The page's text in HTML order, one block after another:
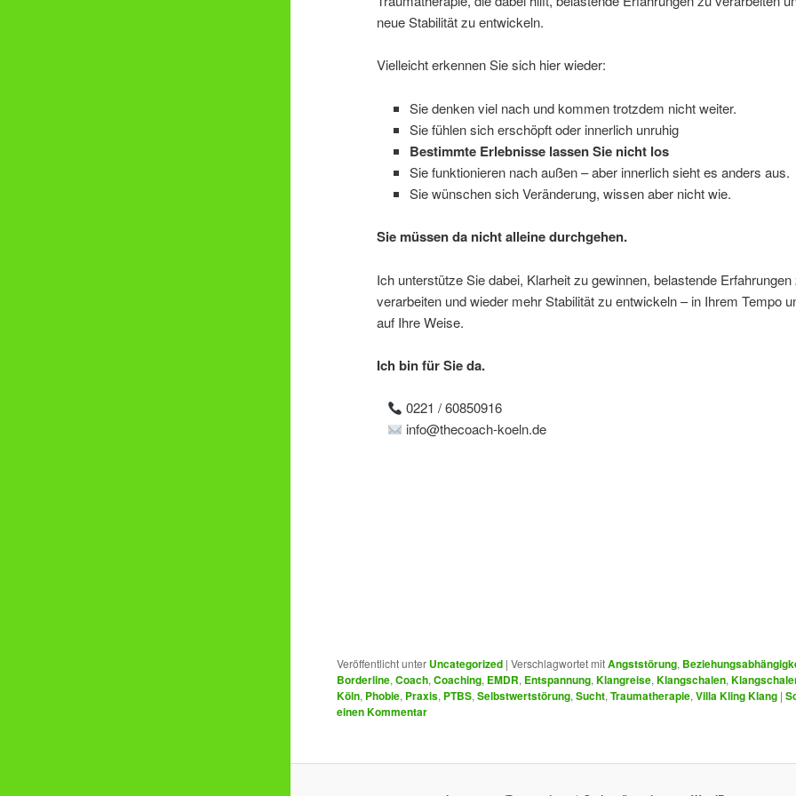
neue Stabilität zu entwickeln.
Vielleicht erkennen Sie sich hier wieder:
Sie denken viel nach und kommen trotzdem nicht weiter.
Sie fühlen sich erschöpft oder innerlich unruhig
Bestimmte Erlebnisse lassen Sie nicht los
Sie funktionieren nach außen – aber innerlich sieht es anders aus.
Sie wünschen sich Veränderung, wissen aber nicht wie.
Sie müssen da nicht alleine durchgehen.
Ich unterstütze Sie dabei, Klarheit zu gewinnen, belastende Erfahrungen
verarbeiten und wieder mehr Stabilität zu entwickeln – in Ihrem Tempo
auf Ihre Weise.
Ich bin für Sie da.
0221 / 60850916
info@thecoach-koeln.de
Veröffentlicht unter Uncategorized |Verschlagwortet mit Angststörung,
Borderline,Coach,Coaching, EMDR, Entspannung,Klangreise,Klangschalen,
Köln, Phobie, Praxis, PTBS,Selbstwertstörung,Sucht,Traumatherapie,Villa Kling Klang |
einen Kommentar